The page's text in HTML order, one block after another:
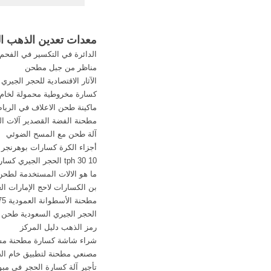
صغيرة الحجم تعدين.
نطاق صناعة التعدين،
مواد البناء .
معدات تعدين الذهب
الدائرة في التكسير في الفحم
مناظر من جبل مطحن
الآثار الاقتصادية للحجر الجيري
كسارة مخروطية محمولة لخام
ماكينة طحن الاعلاف في
مطحنة الفضة القصدير آلات
آلة طحن مع المسح الضوئي
أجزاء الكرة كسارات
10 30 tph الحجر الجيري كسارة للبيع
ما هو الالات المستخدمة
بن الكسارات لاحج الإمارات
مطحنة الأسطوانة العمودية 75 طن في الساعة
الحجر الجيري السعودية طحن
رمز الذهب دليل المركز
شراء شاشة كسارة مطحنة
مصنعي مطحنة لتطبيق خام
تأجير آلة كسارة الحجر في